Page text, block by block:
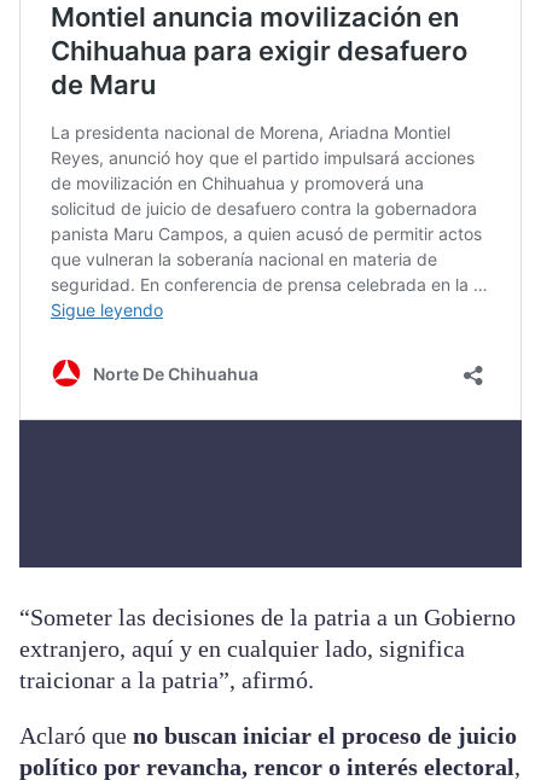
“Someter las decisiones de la patria a un Gobierno
extranjero, aquí y en cualquier lado, significa
traicionar a la patria”, afirmó.
Aclaró que no buscan iniciar el proceso de juicio
político por revancha, rencor o interés electoral,